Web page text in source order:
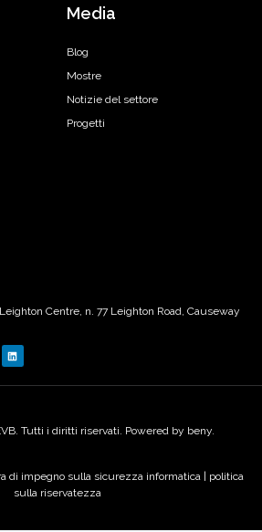
Media
Blog
Mostre
Notizie del settore
Progetti
Centre, n. 77 Leighton Road, Causeway
Tutti i diritti riservati. Powered by beny.
di impegno sulla sicurezza informatica |
politica
sulla riservatezza